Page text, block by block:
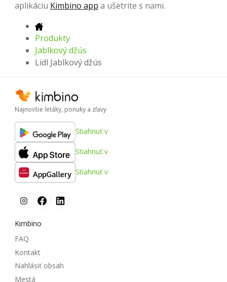
aplikáciu Kimbino app a ušetrite s nami.
Produkty
Jablkový džús
Lidl Jablkový džús
Najnovšie letáky, ponuky a zľavy
Stiahnuť v
Stiahnuť v
Stiahnuť v
Kimbino
FAQ
Kontakt
Nahlásiť obsah
Mestá